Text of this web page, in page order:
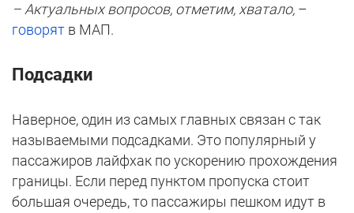
– Актуальных вопросов, отметим, хватало, –
говорят в МАП.
Подсадки
Наверное, один из самых главных связан с так
называемыми подсадками. Это популярный у
пассажиров лайфхак по ускорению прохождения
границы. Если перед пунктом пропуска стоит
большая очередь, то пассажиры пешком идут в